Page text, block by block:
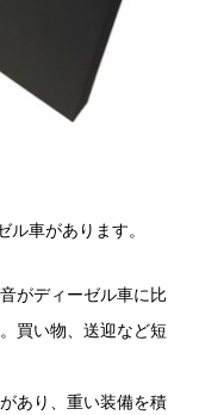
車があります。
がディーゼル車に比
買い物、送迎など短
あり、重い装備を積